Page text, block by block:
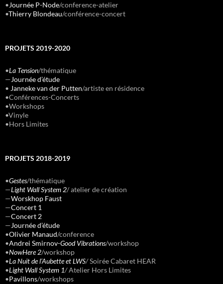
•Journée P-Node/conference-atelier
•Thierry Blondeau/conférence-concert
PROJETS 2019-2020
•La Tension/thématique
—Journée d’étude
• Janneke van der Putten/artiste en résidence
•Conférences-Concerts
•Workshops
•Vinyle
•Hors Limites
PROJETS 2018-2019
•Gestes/thématique
—Light Wall System 2/ atelier de création
—Worskhop Faust
—Concert 1
—Concert 2
—Journée d’étude
•Olivier Manaud/conference
•Andrei Smirnov-Good Vibrations/workshop
•NowHere 2/workshop
•La Nuit de l’Aubette et LWS/Soirée Cabaret HEAR
•Light Wall System 1/Atelier Hors Limites
•Pavillons/workshops